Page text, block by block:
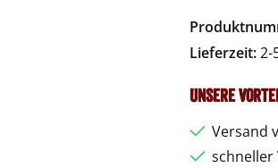
Lieferzeit:2-
Unsere
Versand
schneller